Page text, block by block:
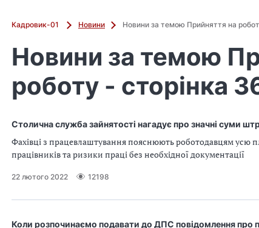
Кадровик-01 Новини Новини за темою Прийняття на
Новини за темою
роботу - сторінка
Столична служба зайнятості нагадує про значні суми
Фахівці з працевлаштування пояснюють роботодавцям усю
працівників та ризики праці без необхідної документації
22 лютого 2022 12198
Коли розпочинаємо подавати до ДПС повідомлення про